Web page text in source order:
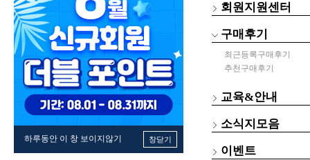
하루동안 이 창 보이지않기 창닫기
회원지원센터
구매후기
최근등록구매후기
추천구매후기
교육&안내
소식지모음
이벤트